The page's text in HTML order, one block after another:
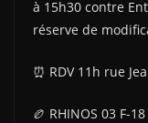
à 15h30 contre
réserve de
⏰ RDV 11h rue
🏉 RHINOS 03 F-18